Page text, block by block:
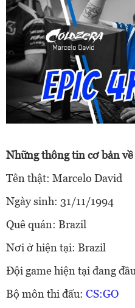
Những thông tin cơ bản
Tên thật: Marcelo David
Ngày sinh: 31/11/1994
Quê quán: Brazil
Nơi ở hiện tại: Brazil
Đội game hiện tại đang
Bộ môn thi đấu: CS:GO